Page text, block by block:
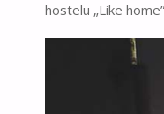
hostelu „Like